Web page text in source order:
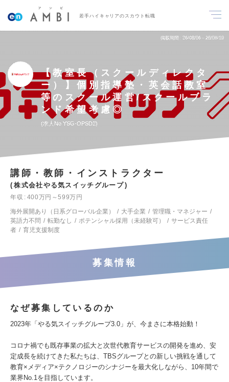
若手ハイキャリアのスカウト転職
掲載期間 26/08/06～26/08/19
【教室長（スクールディレクタ
ー）】個別指導塾・英会話教室
等のスクール運営/スクールブラ
ンド希望考慮◎
求人No.YSG-OPSD2
講師・教師・インストラクター
株式会社やる気スイッチグループ
年収
400万円～599万円
海外展開あり（日系グローバル企業）
大手企業
管理職・マネジャー
英語力不問
転勤なし ポテンシャル採用（未経験可）
サービス責任
者
育児支援制度
募集情報
なぜ募集しているのか
2023年「やる気スイッチグループ3.0」が、今まさに本格始動！
コロナ禍でも既存事業の拡大と次世代教育サービスの開発を進め、安
定成長を続けてきた私たちは、TBSグループとの新しい挑戦を通して
教育×メディア×テクノロジーのシナジーを最大化しながら、10年間で
業界No.1を目指しています。